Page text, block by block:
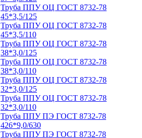
Труба ППУ ОЦ ГОСТ 8732-78
45*3,5/125
Труба ППУ ОЦ ГОСТ 8732-78
45*3,5/110
Труба ППУ ОЦ ГОСТ 8732-78
38*3,0/125
Труба ППУ ОЦ ГОСТ 8732-78
38*3,0/110
Труба ППУ ОЦ ГОСТ 8732-78
32*3,0/125
Труба ППУ ОЦ ГОСТ 8732-78
32*3,0/110
Труба ППУ ПЭ ГОСТ 8732-78
426*9,0/630
Труба ППУ ПЭ ГОСТ 8732-78